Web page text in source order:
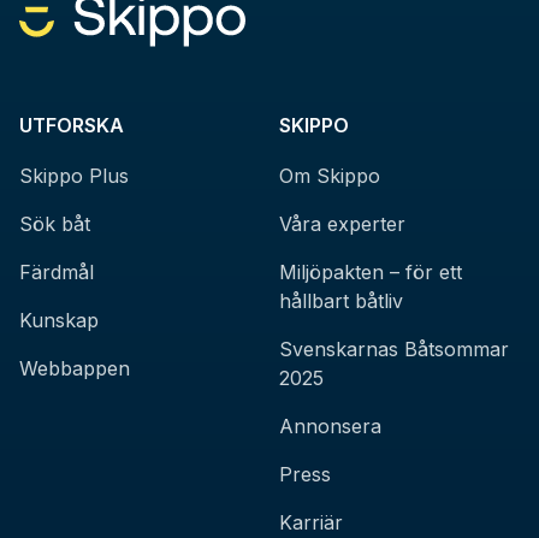
UTFORSKA
Skippo Plus
Sök båt
Färdmål
Kunskap
Webbappen
SKIPPO
Om Skippo
Våra experter
Miljöpakten – för ett
hållbart båtliv
Svenskarnas Båtsommar
2025
Annonsera
Press
Karriär